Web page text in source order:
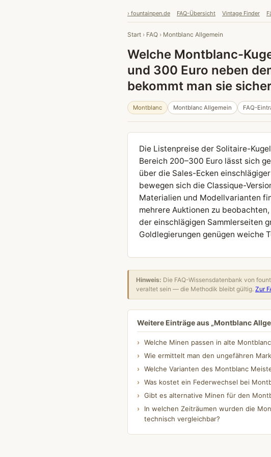
› fountainpen.de FAQ-Übersicht Vintage Finder
Start › FAQ › Montblanc Allgemein
Welche Montblanc-
und 300 Euro neben
bekommt man sie
Montblanc Montblanc Allgemein FAQ-
Die Listenpreise der Solitaire-
Bereich 200–300 Euro lässt sich
über die Sales-Ecken
bewegen sich die Classique-
Materialien und Modellvarianten
mehrere Auktionen zu
der einschlägigen Sammlerseiten
Goldlegierungen genügen weiche
Hinweis: Die FAQ-Wissensdatenbank von
veraltet sein — die Methodik bleibt gültig. Zur
Weitere Einträge aus „Montblanc
Welche Minen passen in alte
Wie ermittelt man den ungefähren
Welche Varianten des Montblanc
Was kostet ein Federwechsel bei
Gibt es alternative Minen für den
In welchen Zeiträumen wurden die
technisch vergleichbar?